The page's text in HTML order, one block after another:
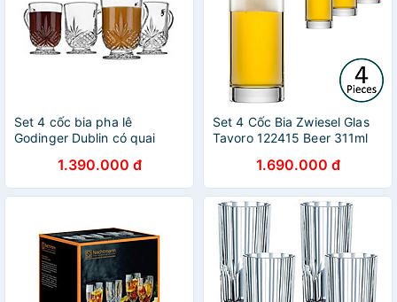
Set 4 cốc bia pha lê
Godinger Dublin có quai
1.390.000 đ
Set 4 Cốc Bia Zwiesel Glas
Tavoro 122415 Beer 311ml
1.690.000 đ